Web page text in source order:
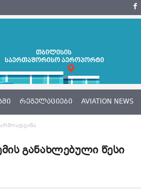
ᲠᲔᲒᲣᲚᲐᲪᲘᲔᲑᲘ AVIATION NEWS
განახლებული წესი